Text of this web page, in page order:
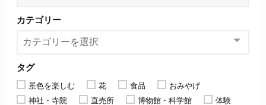
カテゴリー
タグ
景色を楽しむ 花 食品
おみやげ
神社・寺院
直売所 博物館・科学館
体験